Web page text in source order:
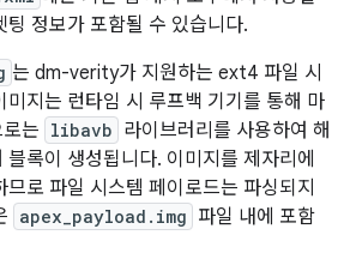
팅 정보가 포함될 수 있습니다.
는 dm-verity가 지원하는 ext4 파일 시
미지는 런타임 시 루프백 기기를 통해 마
는 libavb 라이브러리를 사용하여 해
록이 생성됩니다. 이미지를 제자리에
로 파일 시스템 페이로드는 파싱되지
apex_payload.img 파일 내에 포함